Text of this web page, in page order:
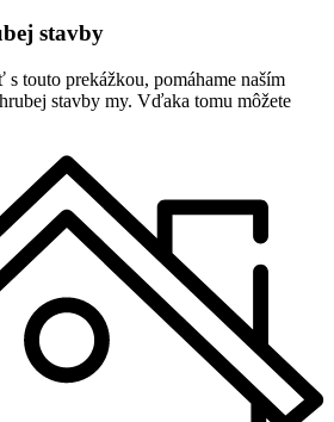
stavby
s touto prekážkou, pomáhame naším
stavby my. Vďaka tomu môžete